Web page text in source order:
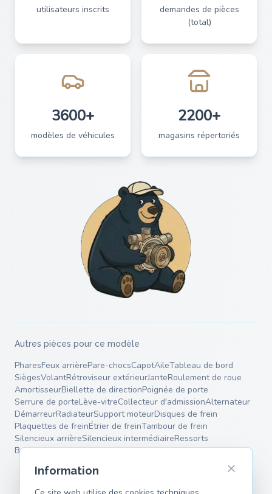
utilisateurs inscrits
demandes de pièces
(total)
3600+
modèles de véhicules
2200+
magasins répertoriés
Autres pièces pour ce modèle
PharesFeux arrièrePare-chocsCapotAileTableau de bord
SiègesVolantRétroviseur extérieurJanteRoulement de roue
AmortisseurBiellette de directionPoignée de porte
Serrure de porteLève-vitreCollecteur d'admissionAlternateur
DémarreurRadiateurSupport moteurDisques de frein
Plaquettes de freinÉtrier de freinTambour de frein
Silencieux arrièreSilencieux intermédiaireRessorts
Bras de suspension
Information